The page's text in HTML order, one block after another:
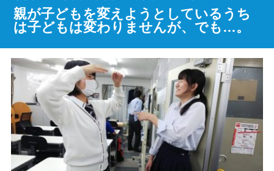
親が子どもを変えようとしているうち
は子どもは変わりませんが、でも…。